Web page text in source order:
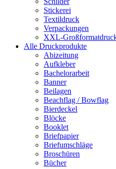
Stickerei
Textildruck
Verpackungen
XXL-
Alle Druckprodukte
Abizeitung
Aufkleber
Bachelorarbeit
Banner
Beilagen
Beachflag / Bowflag
Bierdeckel
Blöcke
Booklet
Briefpapier
Briefumschläge
Broschüren
Bücher